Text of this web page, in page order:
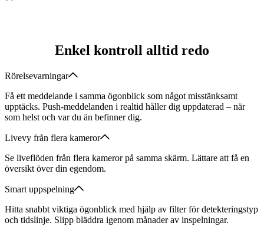
Enkel kontroll alltid redo
Rörelsevarningar
Få ett meddelande i samma ögonblick som något misstänksamt
upptäcks. Push-meddelanden i realtid håller dig uppdaterad – när
som helst och var du än befinner dig.
Livevy från flera kameror
Se liveflöden från flera kameror på samma skärm. Lättare att få en
översikt över din egendom.
Smart uppspelning
Hitta snabbt viktiga ögonblick med hjälp av filter för detekteringstyp
och tidslinje. Slipp bläddra igenom månader av inspelningar.